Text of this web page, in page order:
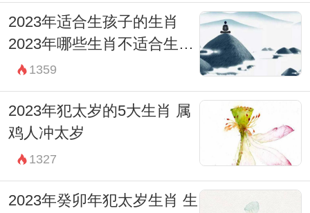
2023年适合生孩子的生肖
2023年哪些生肖不适合生孩
子 1359
2023年犯太岁的5大生肖 属
鸡人冲太岁
1327
2023年癸卯年犯太岁生肖 生